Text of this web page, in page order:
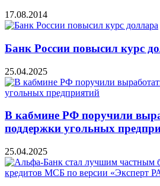
17.08.2014
Банк России повысил курс
25.04.2025
В кабмине РФ поручили
поддержки угольных
25.04.2025